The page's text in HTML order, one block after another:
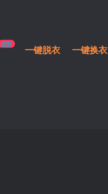
进阶 一键脱衣 一键换衣